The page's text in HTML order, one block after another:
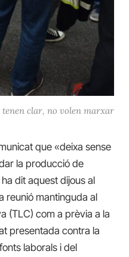
tenen clar, no volen marxar
que «deixa sense
la producció de
dit aquest dijous al
reunió mantinguda al
(TLC) com a prèvia a la
presentada contra la
laborals i del